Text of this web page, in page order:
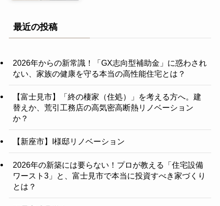
最近の投稿
2026年からの新常識！「GX志向型補助金」に惑わされ
ない、家族の健康を守る本当の高性能住宅とは？
【富士見市】「終の棲家（住処）」を考える方へ。建
替えか、荒引工務店の高気密高断熱リノベーション
か？
【新座市】I様邸リノベーション
2026年の新築には要らない！プロが教える「住宅設備
ワースト3」と、富士見市で本当に投資すべき家づくり
とは？